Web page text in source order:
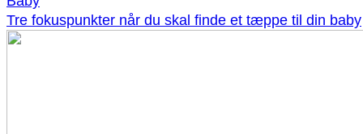
Tre fokuspunkter når du skal finde et tæppe til din baby